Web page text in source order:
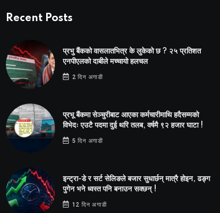
Recent Posts
प्रभु बैंकको वासलातभित्र के लुकेको छ ? २५ प्रतिशत
एनपीएलको दाबीले मच्चायो हलचल
2 दिन अगाडी
प्रभू बैंकमा सेञ्चुरीबाट आएका कर्मचारीमाथि हदैसम्मको
विभेदः एउटै पदमा दुई थरि तलब, वर्षमै ९२ हजार घाटा !
5 दिन अगाडी
इन्ट्रा-डे र सर्ट सेलिङले बजार सुधार्छन् मात्रै होइन, ढङ्ग
पुगेन भने ध्वस्त पनि बनाउन सक्छन् !
12 दिन अगाडी